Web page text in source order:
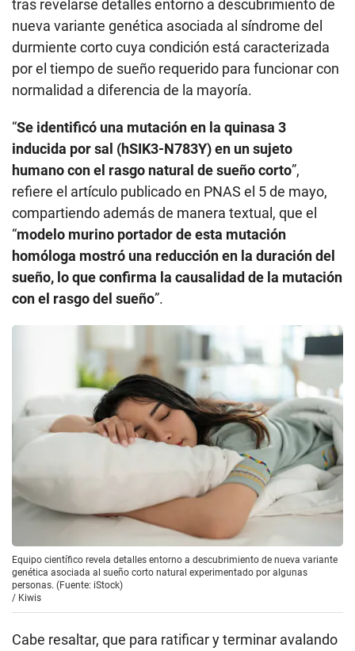
tras revelarse detalles entorno a descubrimiento de
nueva variante genética asociada al síndrome del
durmiente corto cuya condición está caracterizada
por el tiempo de sueño requerido para funcionar con
normalidad a diferencia de la mayoría.
“Se identificó una mutación en la quinasa 3
inducida por sal (hSIK3-N783Y) en un sujeto
humano con el rasgo natural de sueño corto”,
refiere el artículo publicado en PNAS el 5 de mayo,
compartiendo además de manera textual, que el
“modelo murino portador de esta mutación
homóloga mostró una reducción en la duración del
sueño, lo que confirma la causalidad de la mutación
con el rasgo del sueño”.
Equipo científico revela detalles entorno a descubrimiento de nueva variante
genética asociada al sueño corto natural experimentado por algunas
personas. (Fuente: iStock)
/ Kiwis
Cabe resaltar, que para ratificar y terminar avalando